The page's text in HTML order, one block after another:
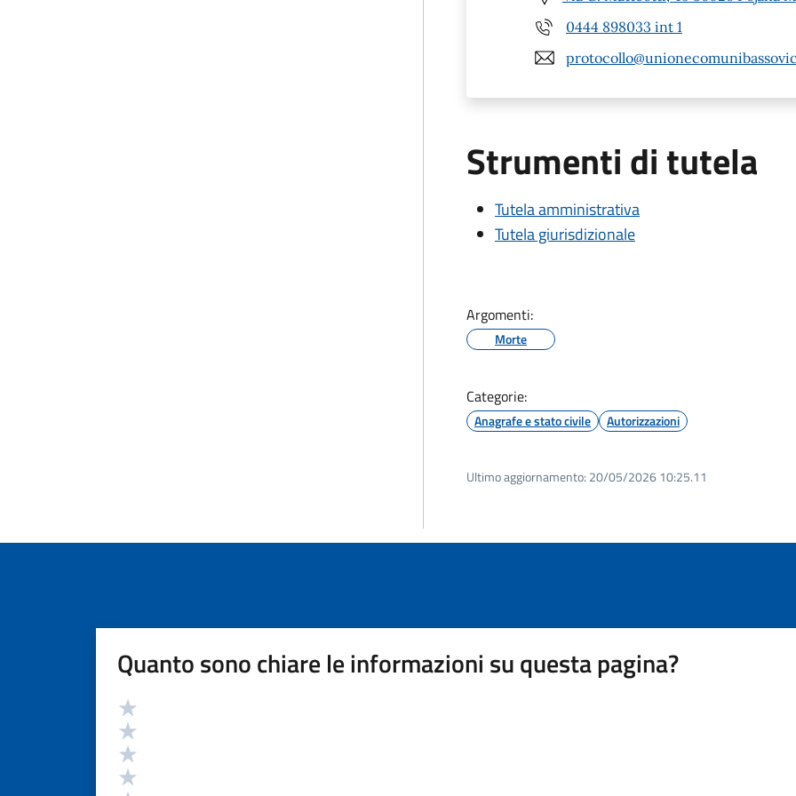
0444 898033 int 1
Strumenti di tutela
Tutela amministrativa
Tutela giurisdizionale
Argomenti:
Morte
Categorie:
Anagrafe e stato civile Autorizzazioni
Ultimo aggiornamento: 20/05/2026 10:25.11
Quanto sono chiare le informazioni su questa pagina?
Valutazione